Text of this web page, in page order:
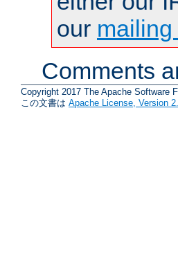
our mailing
Comments
Copyright 2017 The Apache Software
この文書は Apache License, Version